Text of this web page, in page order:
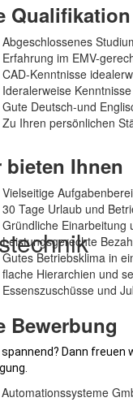
Qualifikation
Abgeschlossenes
Erfahrung im EMV-
CAD-Kenntnisse
Ideralerweise
Gute Deutsch-und
Zu Ihren persönlichen
bieten Ihnen
Vielseitige
30 Tage Urlaub und
Gründliche Einarbeitung
Leistungsgerechte
Gutes Betriebsklima in
flache Hierarchien und
Essenszuschüsse und
Bewerbung
spannend? Dann freuen